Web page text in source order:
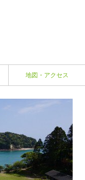
地図・アクセス